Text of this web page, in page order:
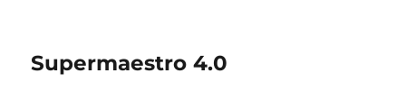
Supermaestro 4.0